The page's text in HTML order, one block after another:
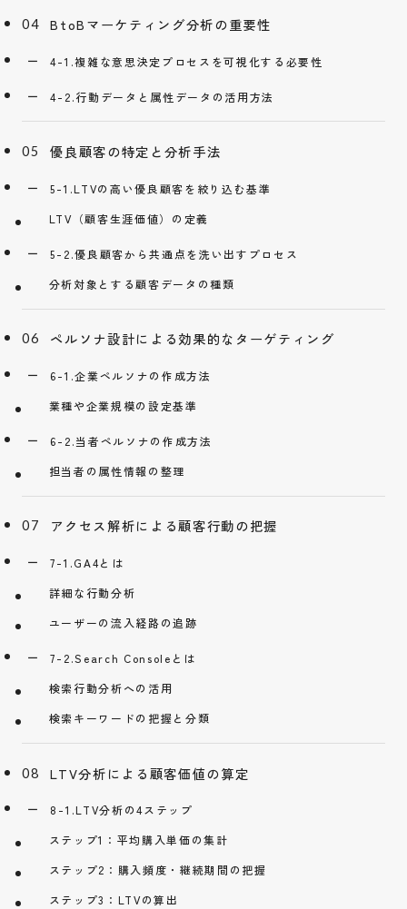
BtoBマーケティング分析の重要性
4-1.複雑な意思決定プロセスを可視化する必要性
4-2.行動データと属性データの活用方法
優良顧客の特定と分析手法
5-1.LTVの高い優良顧客を絞り込む基準
LTV（顧客生涯価値）の定義
5-2.優良顧客から共通点を洗い出すプロセス
分析対象とする顧客データの種類
ペルソナ設計による効果的なターゲティング
6-1.企業ペルソナの作成方法
業種や企業規模の設定基準
6-2.当者ペルソナの作成方法
担当者の属性情報の整理
アクセス解析による顧客行動の把握
7-1.GA4とは
詳細な行動分析
ユーザーの流入経路の追跡
7-2.Search Consoleとは
検索行動分析への活用
検索キーワードの把握と分類
LTV分析による顧客価値の算定
8-1.LTV分析の4ステップ
ステップ1：平均購入単価の集計
ステップ2：購入頻度・継続期間の把握
ステップ3：LTVの算出